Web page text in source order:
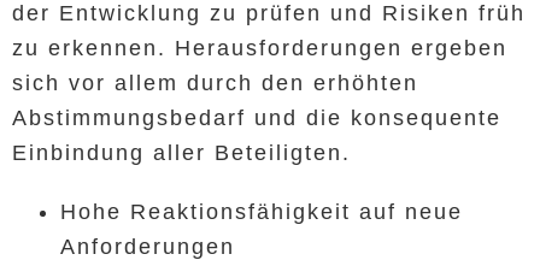
der Entwicklung zu prüfen und Risiken früh
zu erkennen. Herausforderungen ergeben
sich vor allem durch den erhöhten
Abstimmungsbedarf und die konsequente
Einbindung aller Beteiligten.
Hohe Reaktionsfähigkeit auf neue
Anforderungen